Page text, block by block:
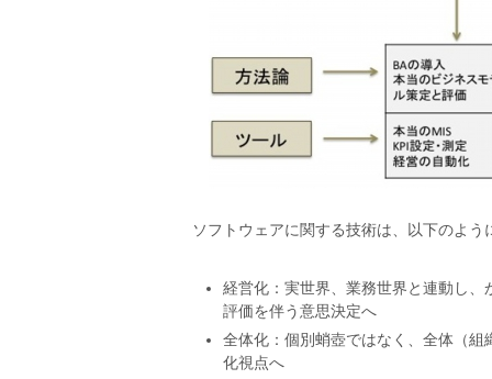
ソフトウェアに関する技術は、以下のよ
経営化：実世界、業務世界と連動し
評価を伴う意思決定へ
全体化：個別蛸壺ではなく、全体（
化視点へ